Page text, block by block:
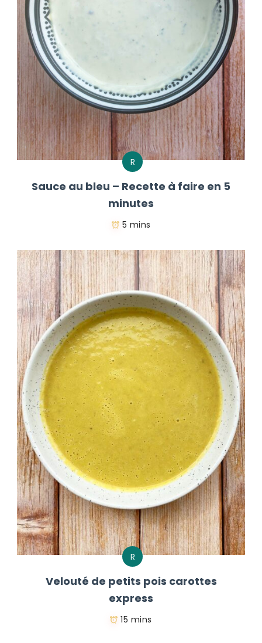
R
Sauce au bleu – Recette à faire en 5
minutes
5 mins
R
Velouté de petits pois carottes
express
15 mins